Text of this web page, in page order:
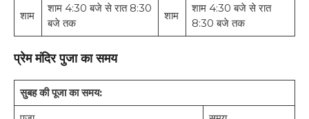
शाम
शाम 4:30 बजे से रात 8:30
बजे तक
शाम
शाम 4:30 बजे से रात
8:30 बजे तक
प्रेम मंदिर पुजा का समय
सुबह की पूजा का समय: